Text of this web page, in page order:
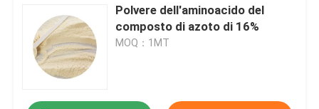
Polvere dell'aminoacido del
composto di azoto di 16%
MOQ：1MT